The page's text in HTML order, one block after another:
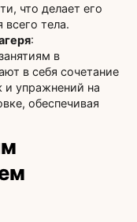
что делает его
всего тела.
:
в
в себя сочетание
и упражнений на
обеспечивая